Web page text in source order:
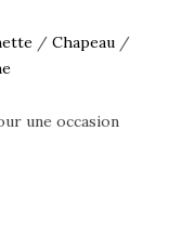
/ Chapeau /
une occasion